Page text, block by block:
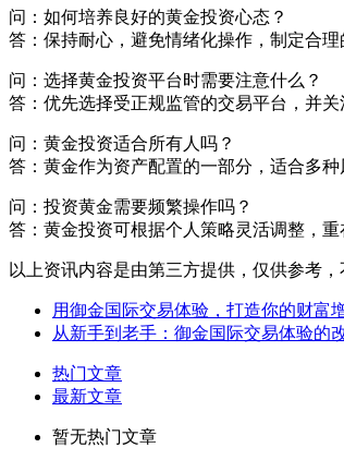
问：如何培养良好的黄金投资心态？
答：保持耐心，避免情绪化操作，制定合
问：选择黄金投资平台时需要注意什么？
答：优先选择受正规监管的交易平台，并
问：黄金投资适合所有人吗？
答：黄金作为资产配置的一部分，适合多
问：投资黄金需要频繁操作吗？
答：黄金投资可根据个人策略灵活调整，
以上资讯内容是由第三方提供，仅供参考，
用御金国际交易体验，打造你的财富
从新手到老手：御金国际交易体验的
热门文章
最新文章
暂无热门文章